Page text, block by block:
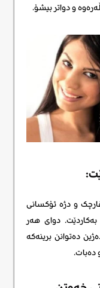
و دژە ئۆکسانی
دوای هەر
دەتوانن برینەکە
دەبات.